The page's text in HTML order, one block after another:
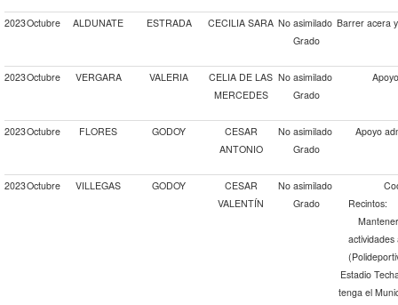
2023Octubre ALDUNATE ESTRADA CECILIA SARA No asimilado
Grado
Barrer acera
2023Octubre VERGARA VALERIA
CELIA DE LAS
MERCEDES
No asimilado
Grado
2023Octubre FLORES GODOY
CESAR
ANTONIO
No asimilado
Grado
Apoyo
2023Octubre VILLEGAS GODOY
CESAR
VALENTÍN
No asimilado
Grado
Estadio
tenga el